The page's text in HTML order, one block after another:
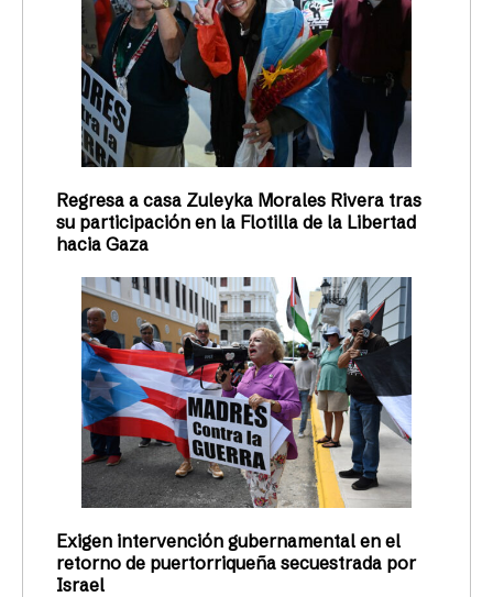
Regresa a casa Zuleyka Morales Rivera tras
su participación en la Flotilla de la Libertad
hacia Gaza
Exigen intervención gubernamental en el
retorno de puertorriqueña secuestrada por
Israel